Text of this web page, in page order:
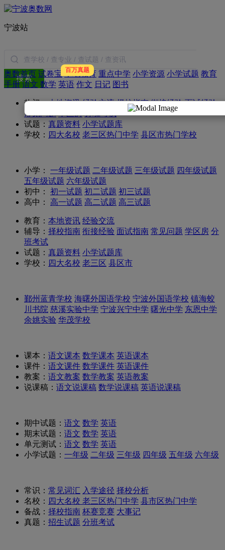
宁波站
搜索
奥数首页 试卷宝 百万真题
本地教育 重点中学 小学资源 小学试题 教育
手册 语文 数学 英语 作文 日记 图书
热门：本地资讯 经验交流 择校指南 衔接经验 面试经验
常见问题 学区房 分班考试
试题： 真题资料 小学试题库
学校： 四大名校 老三区热门中学 县区市热门学校
小学： 一年级试题 二年级试题 三年级试题 四年级试题
五年级试题 六年级试题
初中：
初一试题 初二试题 初三试题
高中：
高一试题 高二试题 高三试题
教育： 本地资讯 经验交流
辅导： 择校指南 衔接经验 面试指南 常见问题 学区房 分
班考试
试题： 真题资料 小学试题库
学校： 四大名校 老三区 县区市
鄞州蓝青学校 海曙外国语学校 宁波外国语学校 镇海蛟
川书院 慈溪实验中学 宁波兴宁中学 曙光中学 东恩中学
余姚实验 华茂学校
课本： 语文课本 数学课本 英语课本
课件： 语文课件 数学课件 英语课件
教案： 语文教案 数学教案 英语教案
说课稿： 语文说课稿 数学说课稿 英语说课稿
期中试题： 语文 数学 英语
期末试题： 语文 数学 英语
单元测试： 语文 数学 英语
小学试题： 一年级 二年级 三年级 四年级 五年级 六年级
常识： 常见词汇 入学途径 择校分析
名校： 四大名校 老三区热门中学 县市区热门中学
备战： 择校指南 杯赛竞赛 大事记
真题： 招生试题 分班考试